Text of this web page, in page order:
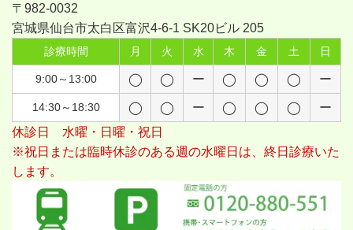
〒982-0032
宮城県仙台市太白区富沢4-6-1 SK20ビル 205
診療時間 月 火 水 木 金 土 日
9:00～13:00 ◯ ◯ ー ◯ ◯ ◯ ー
14:30～18:30 ◯ ◯ ー ◯ ◯ ◯
ー
休診日 水曜・日曜・祝日
※祝日または臨時休診のある週の水曜日は、終日診療いた
します。